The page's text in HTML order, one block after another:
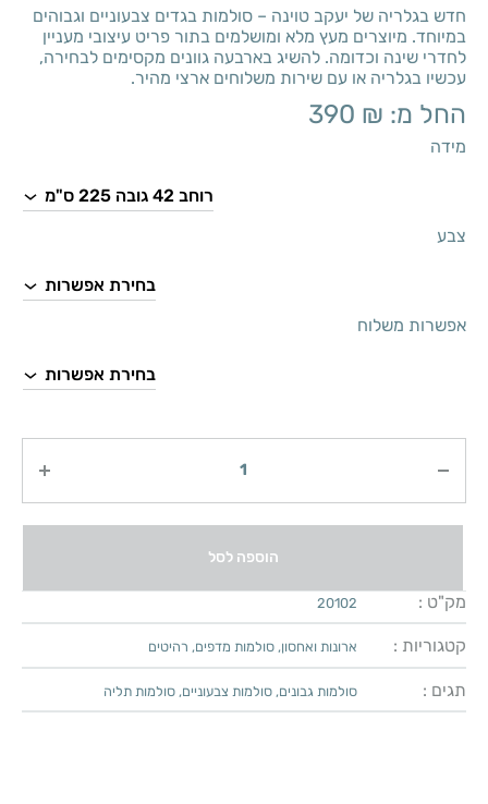
חדש בגלריה של יעקב טוינה – סולמות בגדים צבעוניים וגבוהים
במיוחד. מיוצרים מעץ מלא ומושלמים בתור פריט עיצובי מעניין
לחדרי שינה וכדומה. להשיג בארבעה גוונים מקסימים לבחירה,
עכשיו בגלריה או עם שירות משלוחים ארצי מהיר.
החל מ: 390 ₪
מידה
צבע
אפשרות משלוח
הוספה לסל
מק"ט : 20102
קטגוריות : ארונות ואחסון, סולמות מדפים, רהיטים
תגים : סולמות גבונים, סולמות צבעוניים, סולמות תליה